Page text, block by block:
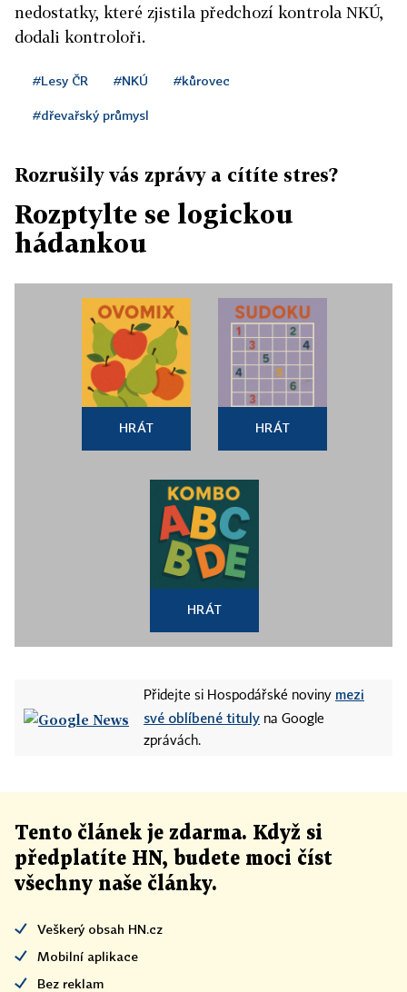
nedostatky, které zjistila předchozí kontrola NKÚ,
dodali kontroloři.
#Lesy ČR #NKÚ #kůrovec
#dřevařský průmysl
Rozrušily vás zprávy a cítíte stres?
Rozptylte se logickou
hádankou
HRÁT HRÁT
HRÁT
Přidejte si Hospodářské noviny mezi
své oblíbené tituly na Google
zprávách.
Tento článek je zdarma. Když si
předplatíte HN, budete moci číst
všechny naše články.
Veškerý obsah HN.cz
Mobilní aplikace
Bez reklam